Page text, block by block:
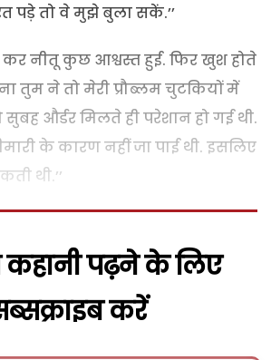
पड़े तो वे मुझे बुला सकें.’’
नीतू कुछ आश्वस्त हुई. फिर खुश होते
तुम ने तो मेरी प्रौब्लम चुटकियों में
और्डर मिलते ही परेशान हो गई थी.
के कारण नहीं जा पाई थी. इसलिए
थी.’’
पढ़ने के लिए
करें